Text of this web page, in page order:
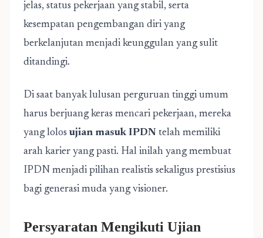
jelas, status pekerjaan yang stabil, serta
kesempatan pengembangan diri yang
berkelanjutan menjadi keunggulan yang sulit
ditandingi.
Di saat banyak lulusan perguruan tinggi umum
harus berjuang keras mencari pekerjaan, mereka
yang lolos ujian masuk IPDN telah memiliki
arah karier yang pasti. Hal inilah yang membuat
IPDN menjadi pilihan realistis sekaligus prestisius
bagi generasi muda yang visioner.
Persyaratan Mengikuti Ujian